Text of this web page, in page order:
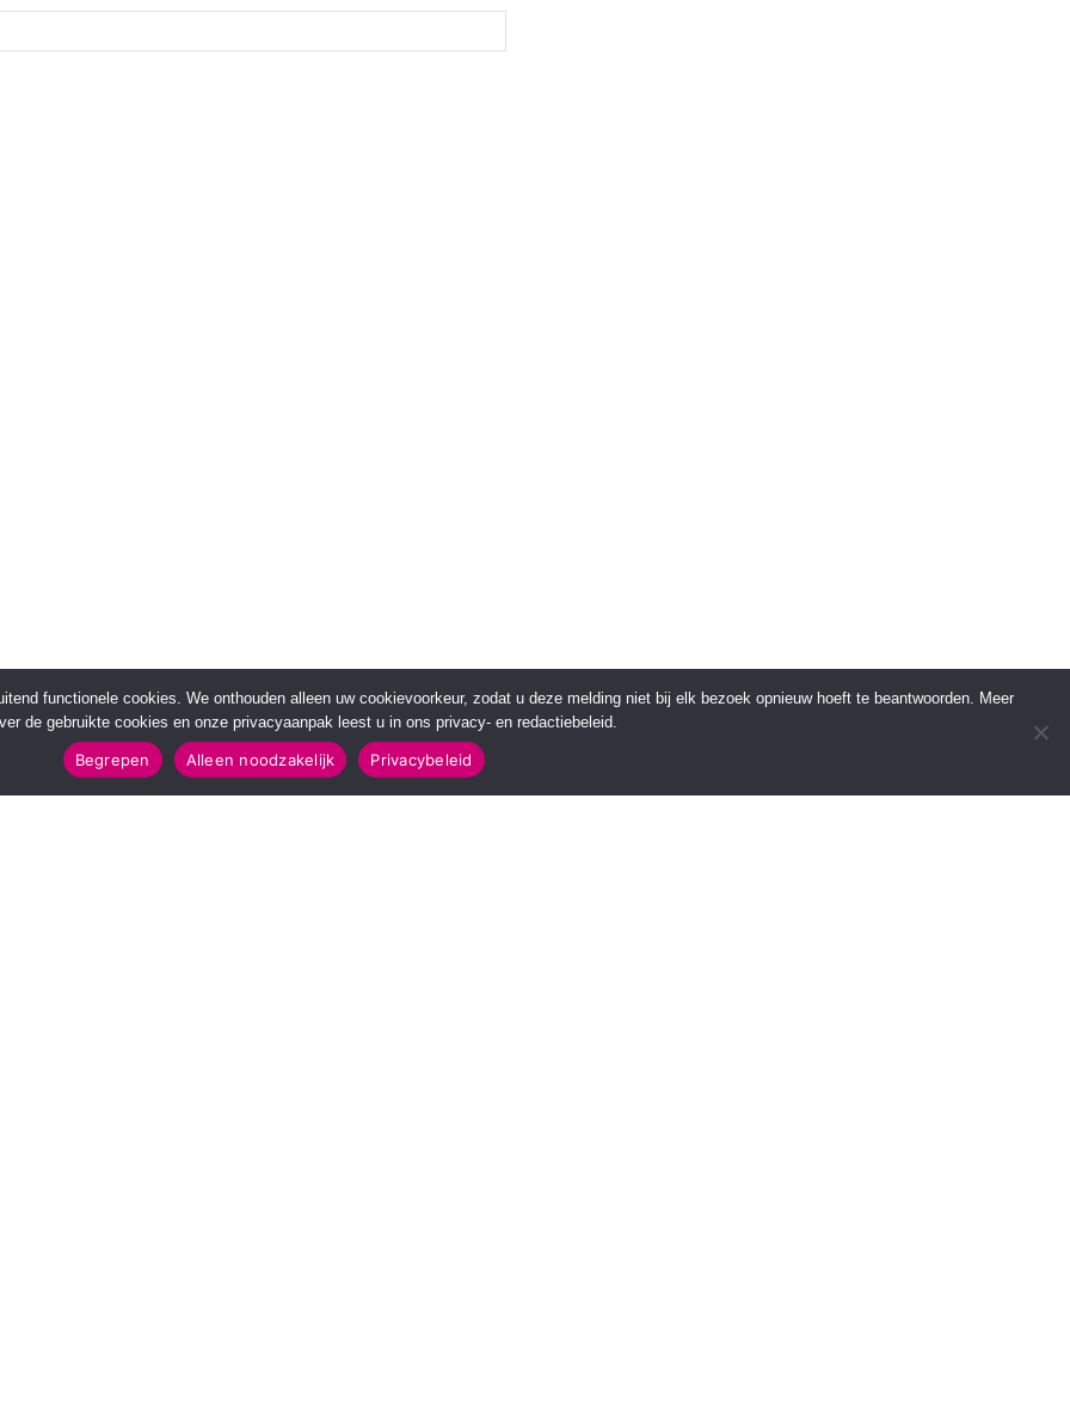
functionele cookies. We onthouden alleen uw cookievoorkeur, zodat u deze melding niet bij elk bezoek opnieuw hoeft te beantwoorden. Meer
de gebruikte cookies en onze privacyaanpak leest u in ons privacy- en redactiebeleid.
Begrepen Alleen noodzakelijk Privacybeleid